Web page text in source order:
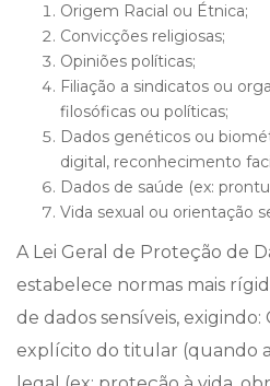
Origem Racial ou Étnica;
Convicções religiosas;
Opiniões políticas;
Filiação a sindicatos ou
filosóficas ou políticas;
Dados genéticos ou
digital, reconhecimento
Dados de saúde (ex:
Vida sexual ou orientação
A Lei Geral de Proteção de
estabelece normas mais
de dados sensíveis,
explícito do titular (quando